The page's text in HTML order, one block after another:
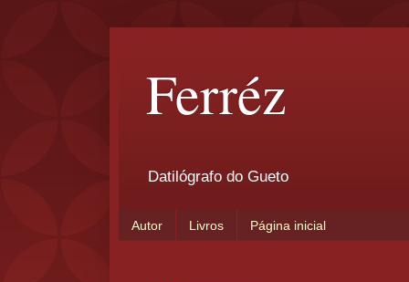
Ferréz
Datilógrafo do Gueto
Autor Livros Página inicial